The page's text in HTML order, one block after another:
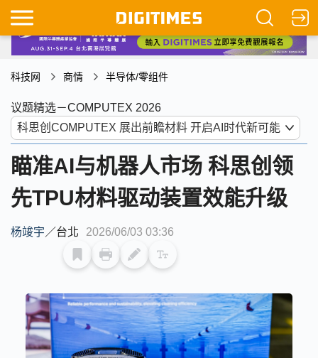
科技网 商情 半导体/零组件
议题精选－COMPUTEX 2026
瞄准AI与机器人市场 科思创领
先TPU材料驱动装置效能升级
杨竣宇 ／台北 2026/06/03 03:36